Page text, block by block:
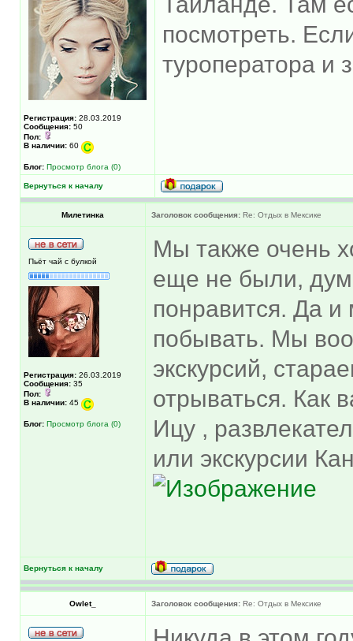
Регистрация: 28.03.2019
Сообщения: 50
Пол:
В наличии: 60
Блог: Просмотр блога (0)
посмотреть.
туроператора и
Вернуться к началу
Милетинка Заголовок сообщения: Re: Отдых в Мексике
Пьёт чай с булкой
Регистрация: 26.03.2019
Сообщения: 35
Пол:
В наличии: 45
Блог: Просмотр блога (0)
Мы также очень
еще не были,
понравится. Да
побывать. Мы
экскурсий,
отрываться. Как
Ицу ,
или экскурсии
Вернуться к началу
Оwlet_ Заголовок сообщения: Re: Отдых в Мексике